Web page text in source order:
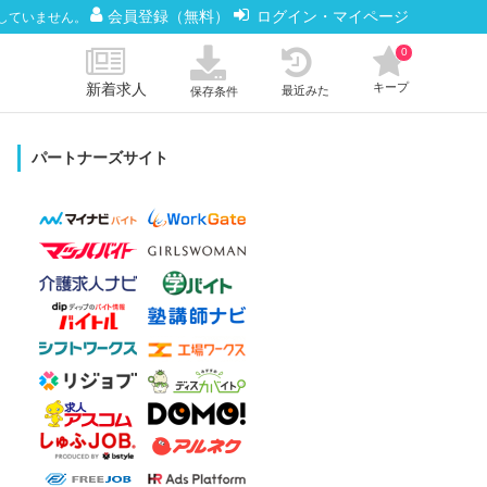
ていません。 会員登録（無料） ログイン・マイページ
新着求人 保存条件 最近みた キープ
0
パートナーズサイト